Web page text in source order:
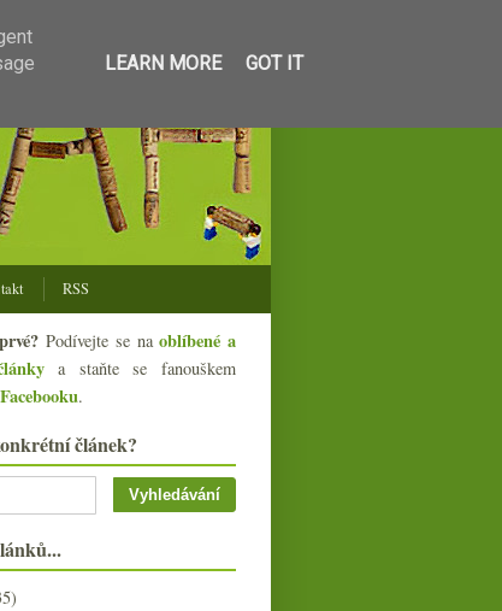
RSS
Podívejte se naoblíbené a
a staňte se fanouškem
.
článek?
LEARN MORE GOT IT